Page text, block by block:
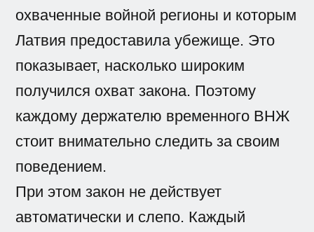
охваченные войной регионы и которым
Латвия предоставила убежище. Это
показывает, насколько широким
получился охват закона. Поэтому
каждому держателю временного ВНЖ
стоит внимательно следить за своим
поведением.
При этом закон не действует
автоматически и слепо. Каждый